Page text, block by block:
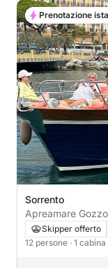
Sorrento
Apreamare
Skipper offerto
12 persone · 1 cabina
Prenotazione